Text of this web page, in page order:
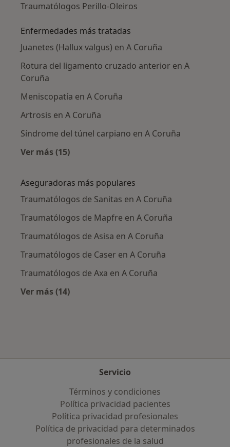
Traumatólogos Perillo-Oleiros
Enfermedades más tratadas
Juanetes (Hallux valgus) en A Coruña
Rotura del ligamento cruzado anterior en A
Coruña
Meniscopatía en A Coruña
Artrosis en A Coruña
Síndrome del túnel carpiano en A Coruña
Ver más (15)
Aseguradoras más populares
Traumatólogos de Sanitas en A Coruña
Traumatólogos de Mapfre en A Coruña
Traumatólogos de Asisa en A Coruña
Traumatólogos de Caser en A Coruña
Traumatólogos de Axa en A Coruña
Ver más (14)
Servicio
Términos y condiciones
Política privacidad pacientes
Política privacidad profesionales
Política de privacidad para determinados
profesionales de la salud